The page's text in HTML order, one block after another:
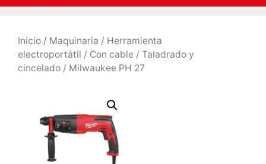
Inicio / Maquinaria / Herramienta
electroportátil / Con cable / Taladrado y
cincelado / Milwaukee PH 27